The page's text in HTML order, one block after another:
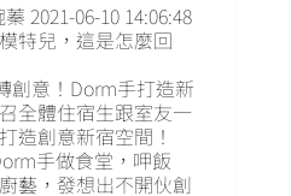
2021-06-10 14:06:48
特兒，這是怎麼回
創意！Dorm手打造新
全體住宿生跟室友一
造創意新宿空間！
手做食堂，呷飯
藝，發想出不開伙創